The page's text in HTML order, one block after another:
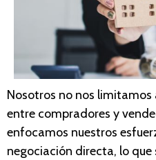
Nosotros no nos limitamos
entre compradores y
enfocamos nuestros
negociación directa, lo que